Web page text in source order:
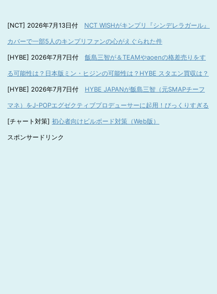
[NCT] 2026年7月13日付 NCT WISHがキンプリ『シンデレラガール』
カバーで一部5人のキンプリファンの心がえぐられた件
[HYBE] 2026年7月7日付 飯島三智が＆TEAMやaoenの格差売りをす
る可能性は？日本版ミン・ヒジンの可能性は？HYBE スタエン買収は？
[HYBE] 2026年7月7日付 HYBE JAPANが飯島三智（元SMAPチーフ
マネ）をJ-POPエグゼクティブプロデューサーに起用！びっくりすぎる
[チャート対策] 初心者向けビルボード対策（Web版）
スポンサードリンク